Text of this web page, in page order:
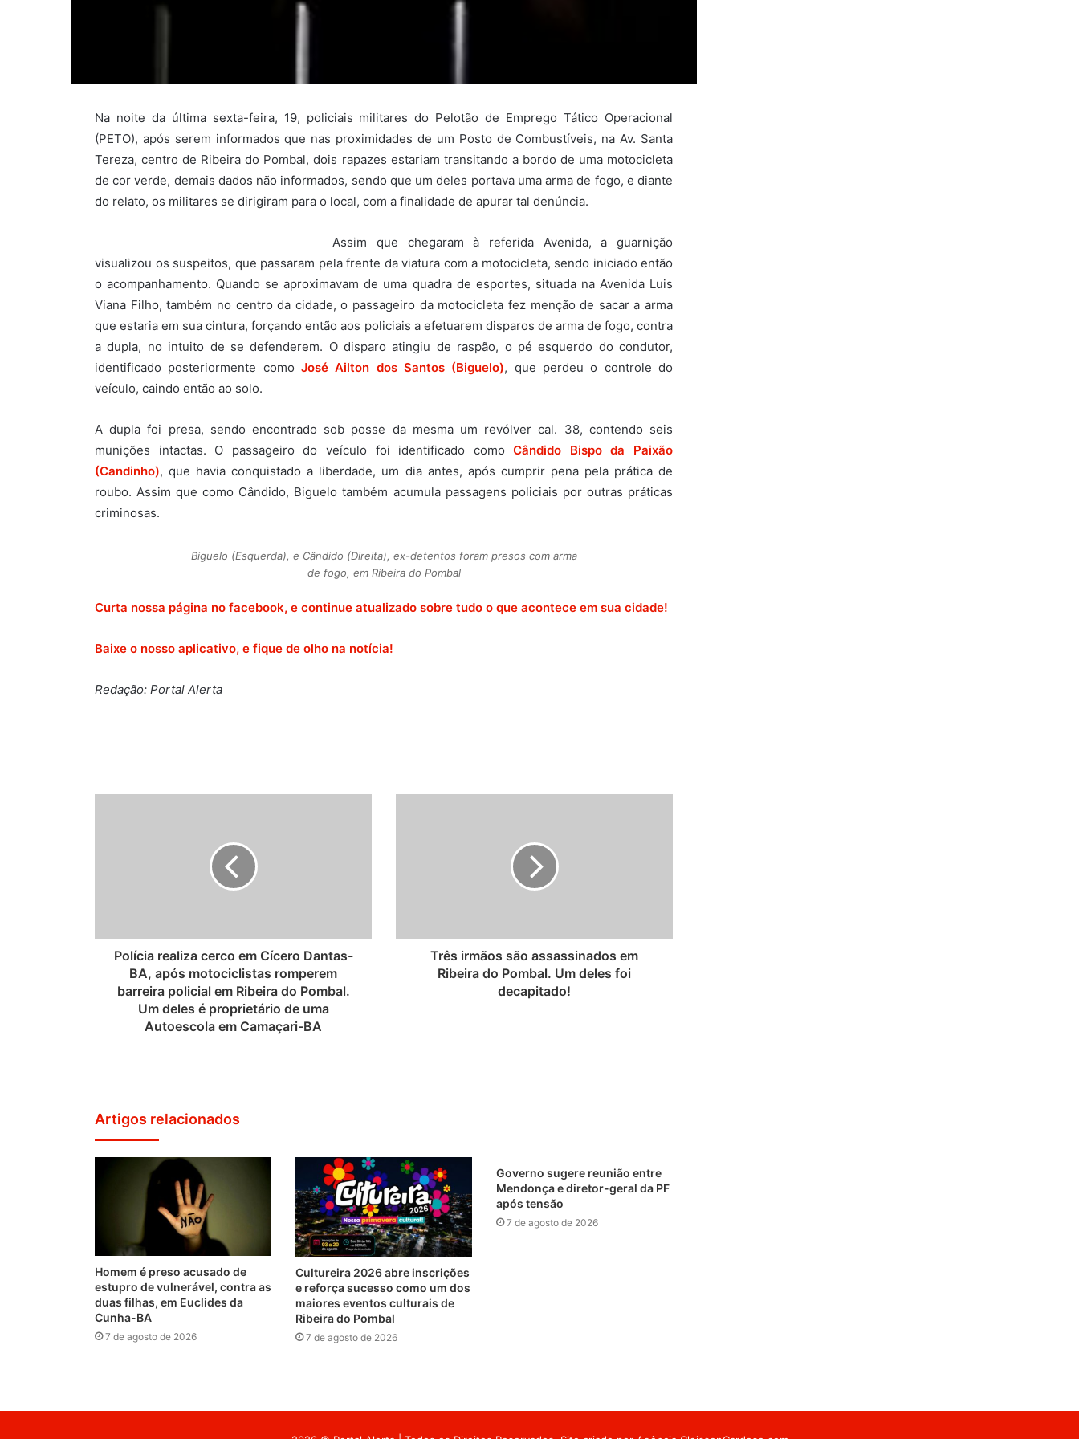
Na noite da última sexta-feira, 19, policiais militares do Pelotão de Emprego Tático Operacional
(PETO), após serem informados que nas proximidades de um Posto de Combustíveis, na Av. Santa
Tereza, centro de Ribeira do Pombal, dois rapazes estariam transitando a bordo de uma motocicleta
de cor verde, demais dados não informados, sendo que um deles portava uma arma de fogo, e diante
do relato, os militares se dirigiram para o local, com a finalidade de apurar tal denúncia.
Assim que chegaram à referida Avenida, a guarnição
visualizou os suspeitos, que passaram pela frente da viatura com a motocicleta, sendo iniciado então
o acompanhamento. Quando se aproximavam de uma quadra de esportes, situada na Avenida Luis
Viana Filho, também no centro da cidade, o passageiro da motocicleta fez menção de sacar a arma
que estaria em sua cintura, forçando então aos policiais a efetuarem disparos de arma de fogo, contra
a dupla, no intuito de se defenderem. O disparo atingiu de raspão, o pé esquerdo do condutor,
identificado posteriormente como José Ailton dos Santos (Biguelo), que perdeu o controle do
veículo, caindo então ao solo.
A dupla foi presa, sendo encontrado sob posse da mesma um revólver cal. 38, contendo seis
munições intactas. O passageiro do veículo foi identificado comoCândido Bispo da Paixão
(Candinho), que havia conquistado a liberdade, um dia antes, após cumprir pena pela prática de
roubo. Assim que como Cândido, Biguelo também acumula passagens policiais por outras práticas
criminosas.
Biguelo (Esquerda), e Cândido (Direita), ex-detentos foram presos com arma
de fogo, em Ribeira do Pombal
Curta nossa página no facebook, e continue atualizado sobre tudo o que acontece em sua cidade!
Baixe o nosso aplicativo, e fique de olho na notícia!
Redação: Portal Alerta
Polícia realiza cerco em Cícero Dantas-
BA, após motociclistas romperem
barreira policial em Ribeira do Pombal.
Um deles é proprietário de uma
Autoescola em Camaçari-BA
Três irmãos são assassinados em
Ribeira do Pombal. Um deles foi
decapitado!
Artigos relacionados
Homem é preso acusado de
estupro de vulnerável, contra as
duas filhas, em Euclides da
Cunha-BA
7 de agosto de 2026
Cultureira 2026 abre inscrições
e reforça sucesso como um dos
maiores eventos culturais de
Ribeira do Pombal
7 de agosto de 2026
Governo sugere reunião entre
Mendonça e diretor-geral da PF
após tensão
7 de agosto de 2026